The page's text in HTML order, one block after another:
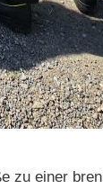
zu einer